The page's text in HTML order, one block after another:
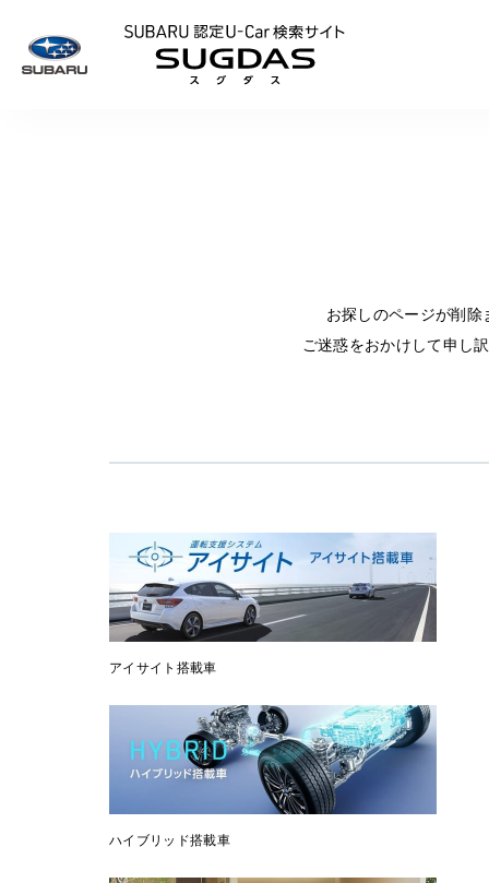
お探しのページが削
ご迷惑をおかけして申し
アイサイト搭載車
ハイブリッド搭載車